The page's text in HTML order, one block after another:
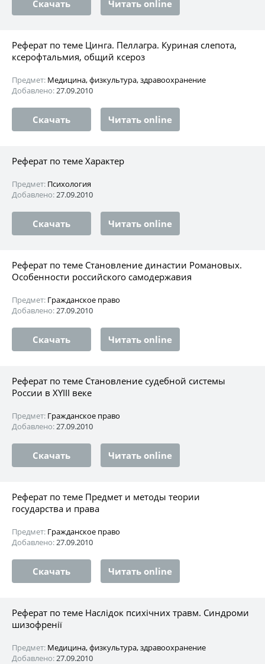
Скачать Читать online
Реферат по теме Цинга. Пеллагра. Куриная слепота,
ксерофтальмия, общий ксероз
Предмет: Медицина, физкультура, здравоохранение
Добавлено:27.09.2010
Скачать Читать online
Реферат по теме Характер
Предмет: Психология
Добавлено:27.09.2010
Скачать Читать online
Реферат по теме Становление династии Романовых.
Особенности российского самодержавия
Предмет: Гражданское право
Добавлено:27.09.2010
Скачать Читать online
Реферат по теме Становление судебной системы
России в XYIII веке
Предмет: Гражданское право
Добавлено:27.09.2010
Скачать Читать online
Реферат по теме Предмет и методы теории
государства и права
Предмет: Гражданское право
Добавлено:27.09.2010
Скачать Читать online
Реферат по теме Наслідок психічних травм. Синдроми
шизофренії
Предмет: Медицина, физкультура, здравоохранение
Добавлено:27.09.2010